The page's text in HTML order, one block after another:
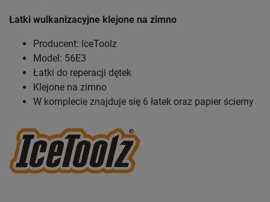
Łatki wulkanizacyjne klejone na zimno
Producent: IceToolz
Model: 56E3
Łatki do reperacji dętek
Klejone na zimno
W komplecie znajduje się 6 łatek oraz papier ścierny